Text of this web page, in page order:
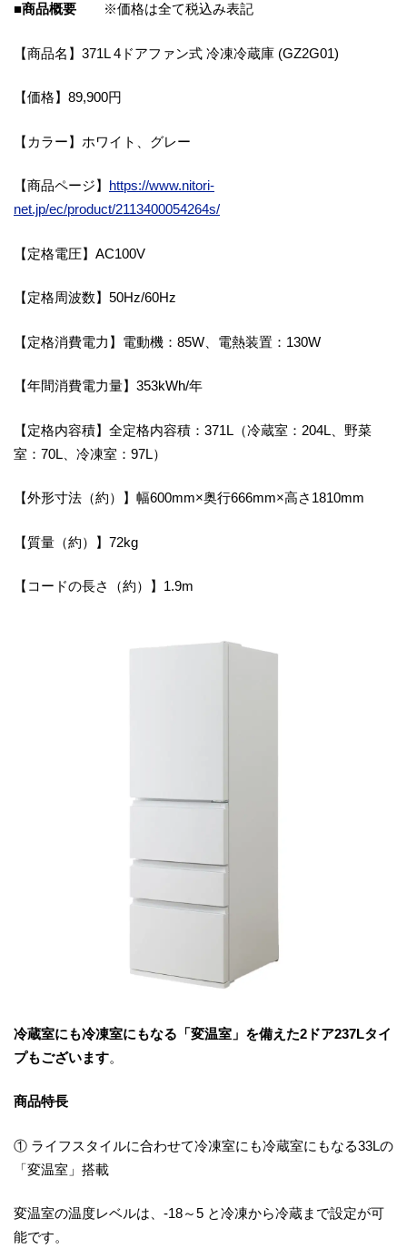
■商品概要 ※価格は全て税込み表記
【商品名】371L 4ドアファン式 冷凍冷蔵庫 (GZ2G01)
【価格】89,900円
【カラー】ホワイト、グレー
【商品ページ】 https://www.nitori-
net.jp/ec/product/2113400054264s/
【定格電圧】AC100V
【定格周波数】50Hz/60Hz
【定格消費電力】電動機：85W、電熱装置：130W
【年間消費電力量】353kWh/年
【定格内容積】全定格内容積：371L（冷蔵室：204L、野菜
室：70L、冷凍室：97L）
【外形寸法（約）】幅600mm×奥行666mm×高さ1810mm
【質量（約）】72kg
【コードの長さ（約）】1.9m
冷蔵室にも冷凍室にもなる「変温室」を備えた2ドア237Lタイ
プもございます。
商品特長
① ライフスタイルに合わせて冷凍室にも冷蔵室にもなる33Lの
「変温室」搭載
変温室の温度レベルは、-18～5 と冷凍から冷蔵まで設定が可
能です。